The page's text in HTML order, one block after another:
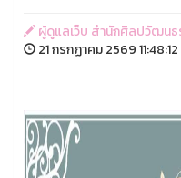
ผู้ดูแลเว็บ สำนักศิลปวัฒน
21 กรกฏาคม 2569 11:48:12